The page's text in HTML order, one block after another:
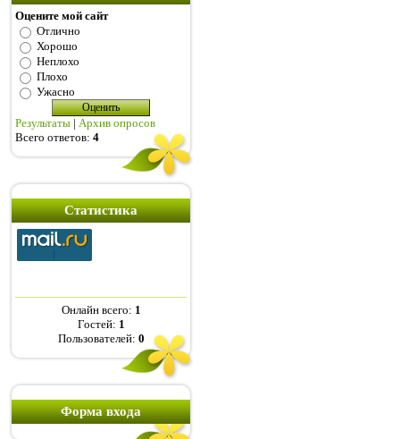
Оцените мой сайт
Отлично
Хорошо
Неплохо
Плохо
Ужасно
Результаты | Архив опросов
Всего ответов: 4
Статистика
Онлайн всего: 1
Гостей: 1
Пользователей: 0
Форма входа